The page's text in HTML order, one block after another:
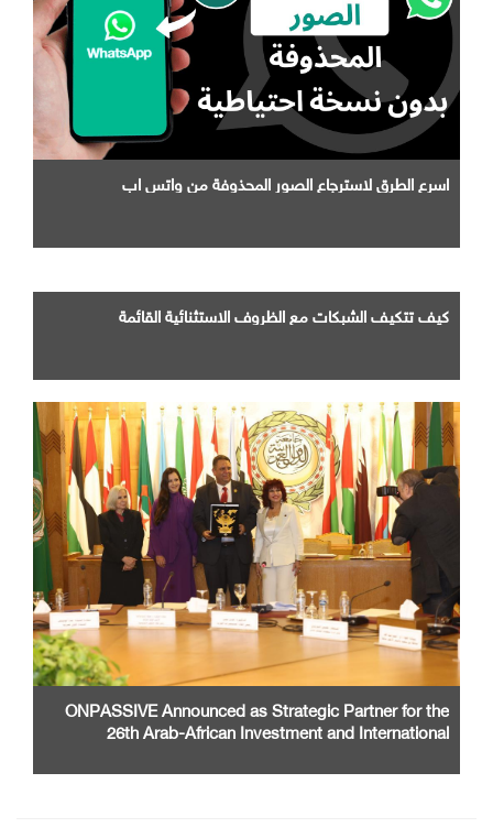
اسرع الطرق لاسترجاع الصور المحذوفة من واتس اب
كيف تتكيف الشبكات مع الظروف الاستثنائية القائمة
ONPASSIVE Announced as Strategic Partner for the
26th Arab-African Investment and International